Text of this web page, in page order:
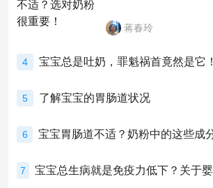
蒋春玲
4 宝宝总是吐奶，罪魁祸首竟然是它！
5 了解宝宝的胃肠道状况
6
7